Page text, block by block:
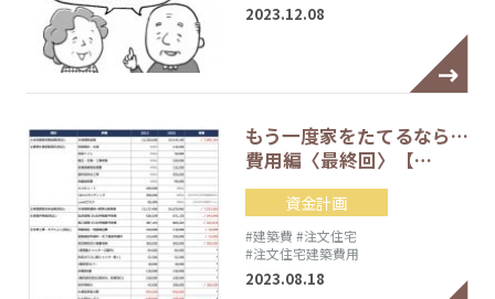
2023.12.08
もう一度家をたてるなら…
費用編〈最終回〉【…
資金計画
#建築費 #注文住宅
#注文住宅建築費用
2023.08.18